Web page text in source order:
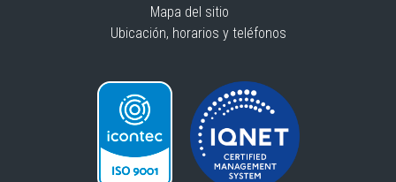
Mapa del sitio
Ubicación, horarios y teléfonos